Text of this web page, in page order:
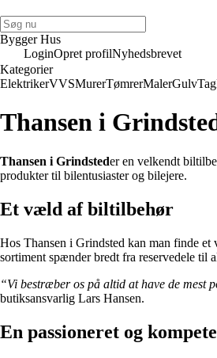
Bygger Hus
LoginOpret profilNyhedsbrevet
Kategorier
ElektrikerVVSMurerTømrerMalerGulvTag
Thansen i
Thansen i Grindsteder en velkendt
produkter til bilentusiaster og bilejere.
Et væld af biltilbehør
Hos Thansen i Grindsted kan man finde
sortiment spænder bredt fra reservedele til
“Vi bestræber os på altid at have de mest
butiksansvarlig Lars Hansen.
En passioneret og